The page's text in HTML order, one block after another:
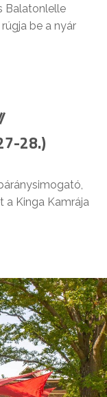
Balatonlelle
be a nyár
28.)
a Kinga Kamrája